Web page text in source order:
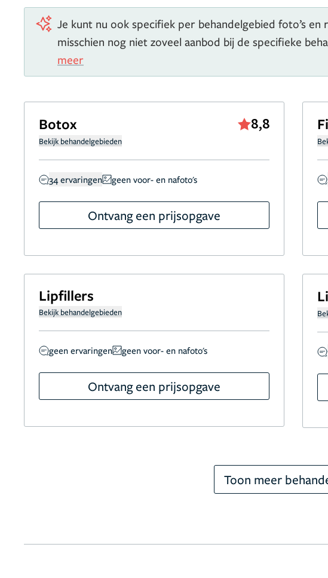
Je kunt nu ook specifiek per behandelgebied foto’s en
misschien nog niet zoveel aanbod bij de specifieke
meer
Botox 8,8
Bekijk behandelgebieden
34 ervaringen geen voor- en nafoto's
Ontvang een prijsopgave
Lipfillers
Bekijk behandelgebieden
geen ervaringen geen voor- en nafoto's
Ontvang een prijsopgave
Toon meer